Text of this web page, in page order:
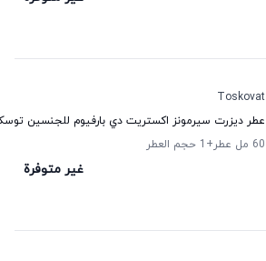
Toskovat
عطر ديزرت سيرمونز اكستريت دي بارفيوم للجنسين
60 مل عطر
+1 حجم العطر
غير متوفرة